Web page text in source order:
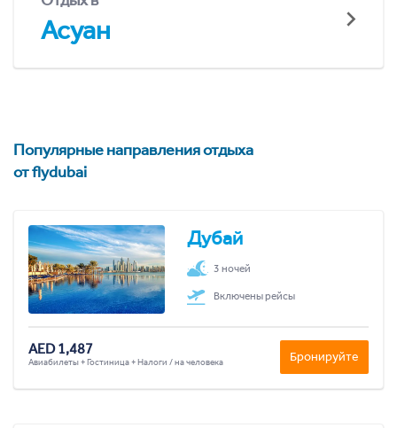
Асуан
Популярные направления отдыха
от flydubai
Дубай
3 ночей
Включены рейсы
AED 1,487
Авиабилеты + Гостиница + Налоги / на человека Бронируйте